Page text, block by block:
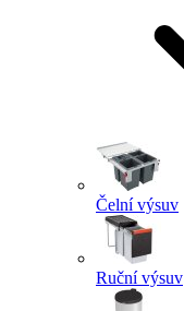
Čelní výsuv
Ruční výsuv